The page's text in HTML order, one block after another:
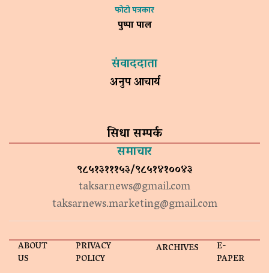
फोटो पत्रकार
पुष्पा पाल
संवाददाता
अनुप आचार्य
सिधा सम्पर्क
समाचार
९८५१३१११५३/९८५१४१००४३
taksarnews@gmail.com
taksarnews.marketing@gmail.com
ABOUT
US
PRIVACY
POLICY
ARCHIVES E-
PAPER